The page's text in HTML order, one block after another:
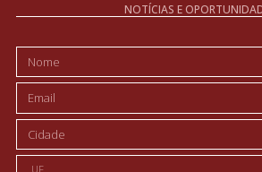
NOTÍCIAS E